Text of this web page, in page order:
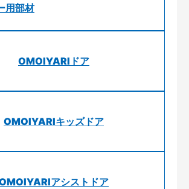
用部材
OMOIYARIドア
OMOIYARIキッズドア
アシストドア